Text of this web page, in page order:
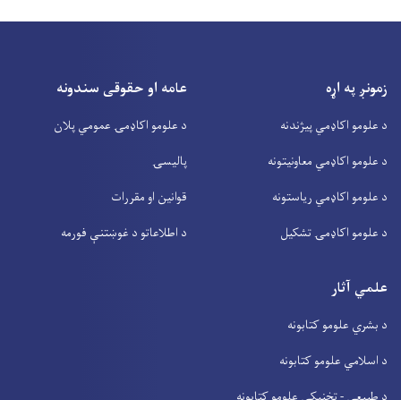
زمونږ په اړه
د علومو اکاډمي پیژندنه
د علومو اکاډمي معاونیتونه
د علومو اکاډمي ریاستونه
د علومو اکاډمۍ تشکیل
عامه او حقوقی سندونه
د علومو اکاډمۍ عمومي پلان
پالیسۍ
قوانین او مقررات
د اطلاعاتو د غوښتنې فورمه
علمي آثار
د بشري علومو کتابونه
د اسلامي علومو کتابونه